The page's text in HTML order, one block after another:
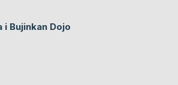
Bujinkan Dojo